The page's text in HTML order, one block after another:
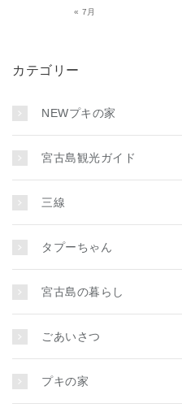
« 7月
カテゴリー
NEWプキの家
宮古島観光ガイド
三線
タプーちゃん
宮古島の暮らし
ごあいさつ
プキの家